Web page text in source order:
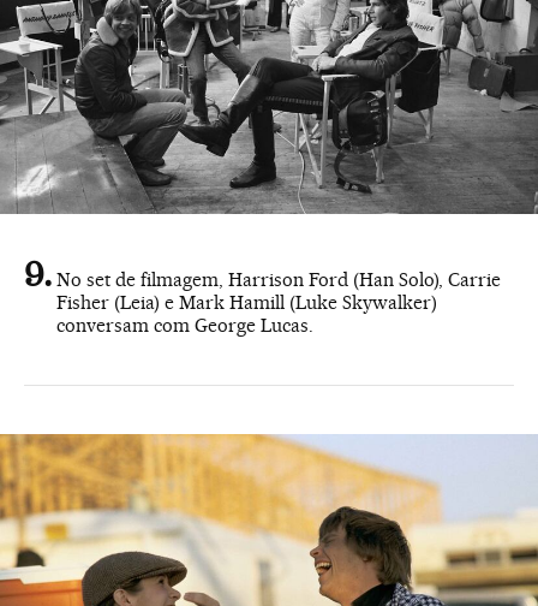
No set de filmagem, Harrison Ford (Han Solo), Carrie
Fisher (Leia) e Mark Hamill (Luke Skywalker)
conversam com George Lucas.